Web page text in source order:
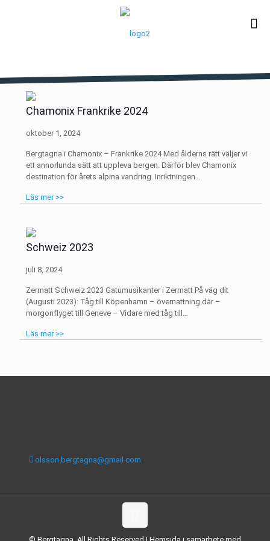
Chamonix Frankrike 2024
oktober 1, 2024
Bergtagna i Chamonix – Frankrike 2024 Med ålderns rätt väljer vi
ett annorlunda sätt att uppleva bergen. Därför blev Chamonix
destination för årets alpina vandring. Inriktningen…
Läs mer >>
Schweiz 2023
juli 8, 2024
Zermatt Schweiz 2023 Gatumusikanter i Zermatt På väg dit
(Augusti 2023): Tåg till Köpenhamn – övernattning där –
morgonflyget till Geneve – Vidare med tåg till…
Läs mer >>
olsson.bergtagna@gmail.com